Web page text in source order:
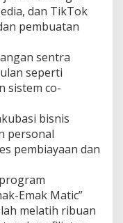
dan TikTok
pembuatan
sentra
seperti
sistem co-
bisnis
personal
pembiayaan dan
Emak Matic”
melatih ribuan